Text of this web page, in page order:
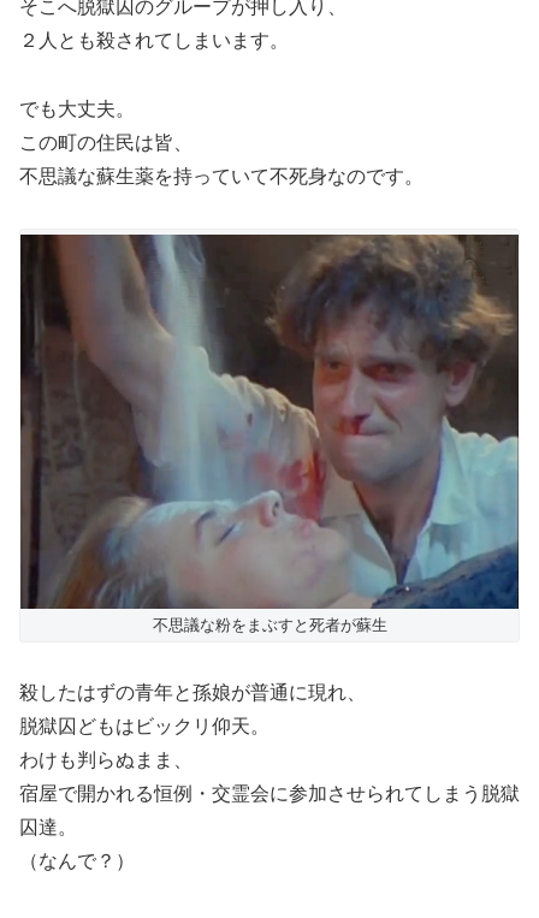
そこへ脱獄囚のグループが押し入り、
２人とも殺されてしまいます。
でも大丈夫。
この町の住民は皆、
不思議な蘇生薬を持っていて不死身なのです。
不思議な粉をまぶすと死者が蘇生
殺したはずの青年と孫娘が普通に現れ、
脱獄囚どもはビックリ仰天。
わけも判らぬまま、
宿屋で開かれる恒例・交霊会に参加させられてしまう脱獄
囚達。
（なんで？）